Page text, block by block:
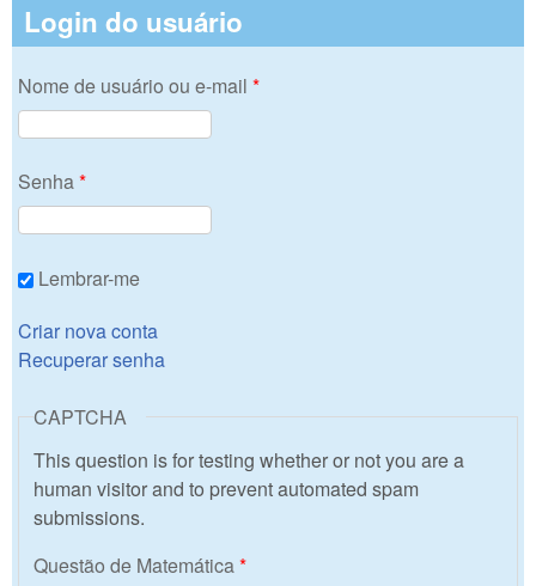
Login do usuário
Nome de usuário ou e-mail *
Senha*
Lembrar-me
Criar nova conta
Recuperar senha
CAPTCHA
This question is for testing whether or not you are a
human visitor and to prevent automated spam
submissions.
Questão de Matemática*